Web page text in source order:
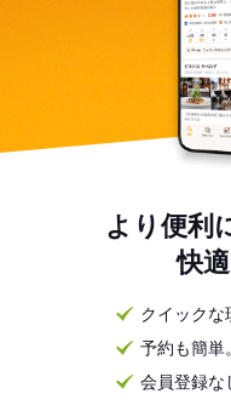
より便利
快
クイックな
予約も簡単
会員登録な